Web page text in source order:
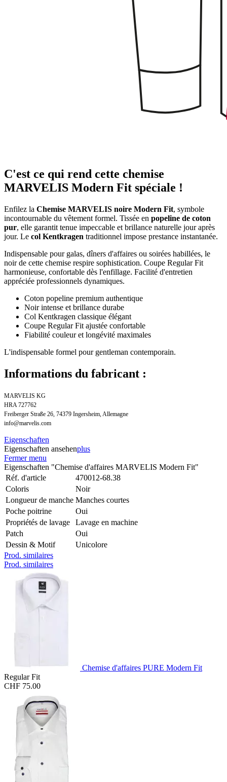
C'est ce qui rend cette chemise
MARVELIS Modern Fit spéciale !
Enfilez la Chemise MARVELIS noire Modern Fit, symbole
incontournable du vêtement formel. Tissée en popeline de coton
pur, elle garantit tenue impeccable et brillance naturelle jour après
jour. Le col Kentkragen traditionnel impose prestance instantanée.
Indispensable pour galas, dîners d'affaires ou soirées habillées, le
noir de cette chemise respire sophistication. Coupe Regular Fit
harmonieuse, confortable dès l'enfillage. Facilité d'entretien
appréciée professionnels dynamiques.
Coton popeline premium authentique
Noir intense et brillance durabe
Col Kentkragen classique élégant
Coupe Regular Fit ajustée confortable
Fiabilité couleur et longévité maximales
L'indispensable formel pour gentleman contemporain.
Informations du fabricant :
MARVELIS KG
HRA 727762
Freiberger Straße 26, 74379 Ingersheim, Allemagne
info@marvelis.com
Eigenschaften
Eigenschaften ansehenplus
Fermer menu
Eigenschaften "Chemise d'affaires MARVELIS Modern Fit"
Réf. d'article
470012-68.38
Coloris
Noir
Longueur de manche Manches courtes
Poche poitrine
Oui
Propriétés de lavage
Lavage en machine
Patch
Oui
Dessin & Motif
Unicolore
Prod. similaires
Prod. similaires
Chemise d'affaires PURE Modern Fit
Regular Fit
CHF 75.00